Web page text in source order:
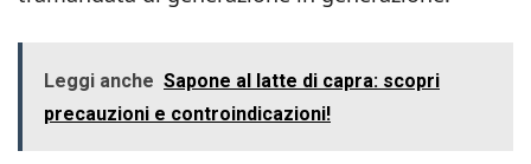
Leggi anche Sapone al latte di capra: scopri
precauzioni e controindicazioni!